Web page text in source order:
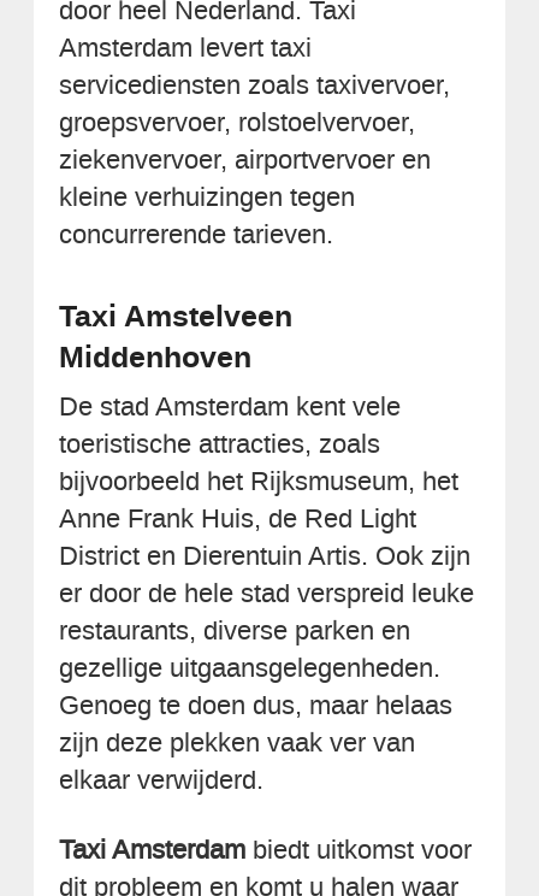
door heel Nederland. Taxi
Amsterdam levert taxi
servicediensten zoals taxivervoer,
groepsvervoer, rolstoelvervoer,
ziekenvervoer, airportvervoer en
kleine verhuizingen tegen
concurrerende tarieven.
Taxi Amstelveen
Middenhoven
De stad Amsterdam kent vele
toeristische attracties, zoals
bijvoorbeeld het Rijksmuseum, het
Anne Frank Huis, de Red Light
District en Dierentuin Artis. Ook zijn
er door de hele stad verspreid leuke
restaurants, diverse parken en
gezellige uitgaansgelegenheden.
Genoeg te doen dus, maar helaas
zijn deze plekken vaak ver van
elkaar verwijderd.
Taxi Amsterdam biedt uitkomst voor
dit probleem en komt u halen waar